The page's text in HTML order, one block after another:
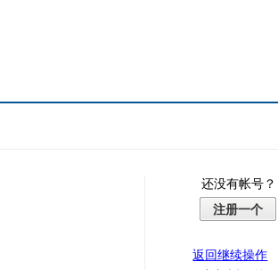
还没有帐号？
注册一个
返回继续操作